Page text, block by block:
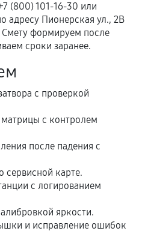
с датой, перечнем
комплектующие
оформление
сроки и
отдельно и
(800) 101-16-30 или
адресу Пионерская ул., 2В
формируем после
сроки заранее.
с проверкой
с контролем
после падения с
сервисной карте.
с логированием
яркости.
и исправление ошибок